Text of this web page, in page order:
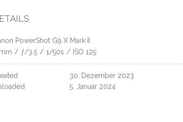
Schlüssellehen Premium-Wanderweg Scheidegger
PowerShot G9 X Mark II
/ ƒ/3.5 / 1/50s / ISO 125
30. Dezember 2023
5. Januar 2024